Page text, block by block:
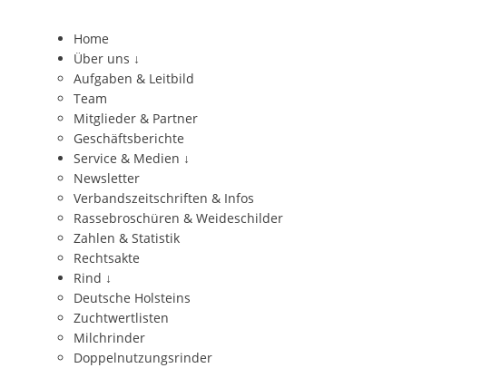
Home
Über uns ↓
Aufgaben & Leitbild
Team
Mitglieder & Partner
Geschäftsberichte
Service & Medien ↓
Newsletter
Verbandszeitschriften & Infos
Rassebroschüren & Weideschilder
Zahlen & Statistik
Rechtsakte
Rind ↓
Deutsche Holsteins
Zuchtwertlisten
Milchrinder
Doppelnutzungsrinder